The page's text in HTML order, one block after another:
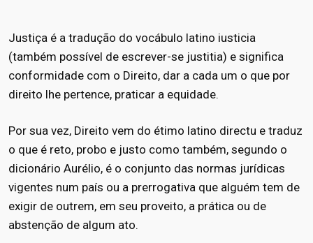
Justiça é a tradução do vocábulo latino iusticia
(também possível de escrever-se justitia) e significa
conformidade com o Direito, dar a cada um o que por
direito lhe pertence, praticar a equidade.
Por sua vez, Direito vem do étimo latino directu e traduz
o que é reto, probo e justo como também, segundo o
dicionário Aurélio, é o conjunto das normas jurídicas
vigentes num país ou a prerrogativa que alguém tem de
exigir de outrem, em seu proveito, a prática ou de
abstenção de algum ato.